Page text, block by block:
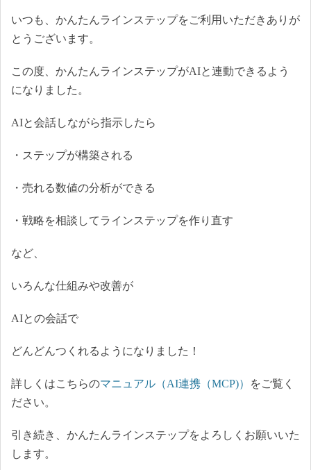
キ
ッ
いつも、かんたんラインステップをご利用いただきありが
とうございます。
この度、かんたんラインステップがAIと連動できるよう
になりました。
AIと会話しながら指示したら
・ステップが構築される
・売れる数値の分析ができる
・戦略を相談してラインステップを作り直す
など、
いろんな仕組みや改善が
AIとの会話で
どんどんつくれるようになりました！
詳しくはこちらのマニュアル（AI連携（MCP)）
をご覧く
ださい。
引き続き、かんたんラインステップをよろしくお願いいた
します。